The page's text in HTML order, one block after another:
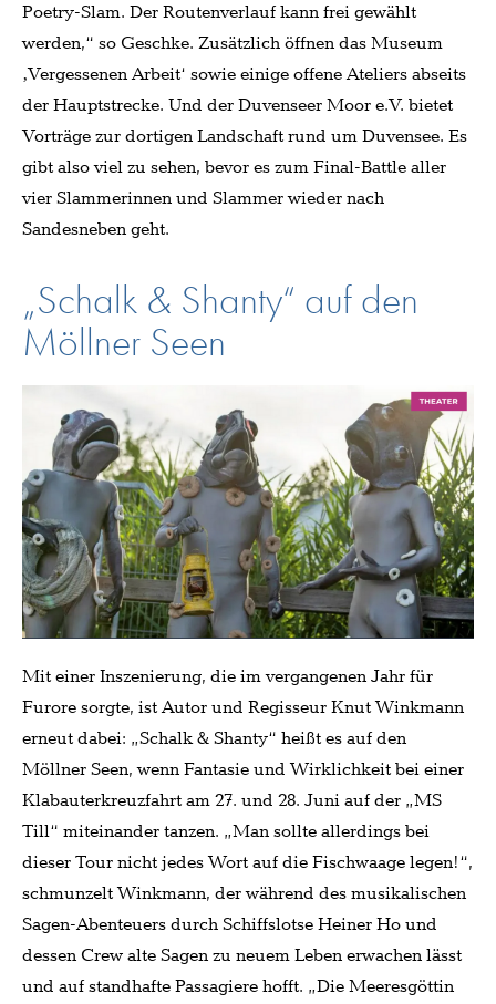
Poetry-Slam. Der Routenverlauf kann frei gewählt
werden,“ so Geschke. Zusätzlich öffnen das Museum
‚Vergessenen Arbeit‘ sowie einige offene Ateliers abseits
der Hauptstrecke. Und der Duvenseer Moor e.V. bietet
Vorträge zur dortigen Landschaft rund um Duvensee. Es
gibt also viel zu sehen, bevor es zum Final-Battle aller
vier Slammerinnen und Slammer wieder nach
Sandesneben geht.
„Schalk & Shanty“ auf den
Möllner Seen
Mit einer Inszenierung, die im vergangenen Jahr für
Furore sorgte, ist Autor und Regisseur Knut Winkmann
erneut dabei: „Schalk & Shanty“ heißt es auf den
Möllner Seen, wenn Fantasie und Wirklichkeit bei einer
Klabauterkreuzfahrt am 27. und 28. Juni auf der „MS
Till“ miteinander tanzen. „Man sollte allerdings bei
dieser Tour nicht jedes Wort auf die Fischwaage legen!“,
schmunzelt Winkmann, der während des musikalischen
Sagen-Abenteuers durch Schiffslotse Heiner Ho und
dessen Crew alte Sagen zu neuem Leben erwachen lässt
und auf standhafte Passagiere hofft. „Die Meeresgöttin